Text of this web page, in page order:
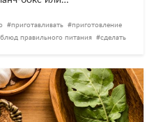
приготавливать
приготовление
правильного питания сделать